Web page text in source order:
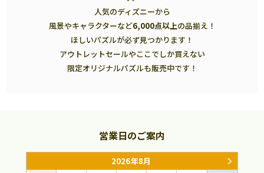
人気のディズニーから
風景やキャラクターなど6,000点以上の品揃え！
ほしいパズルが必ず見つかります！
アウトレットセールやここでしか買えない
限定オリジナルパズルも販売中です！
営業日のご案内
2026年8月